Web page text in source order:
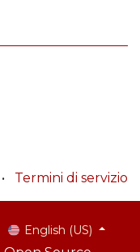
• Termini di servizio
English (US)